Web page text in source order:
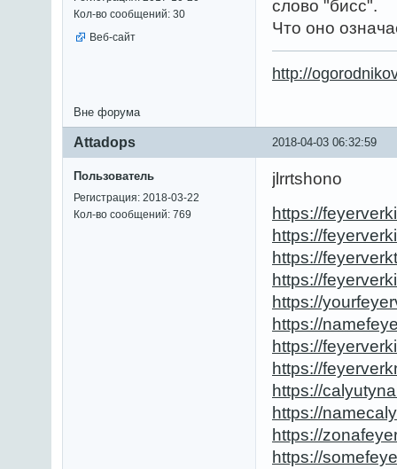
Кол-во сообщений: 30
Веб-сайт
слово "бисс".
Что оно
http://
Вне форума
2018-04-03 06:32:59
Attadops
Пользователь
Регистрация: 2018-03-22
Кол-во сообщений: 769
jlrrtshono
https://
https://
https://
https://
https://
https://
https://
https://
https://
https://
https://
https://